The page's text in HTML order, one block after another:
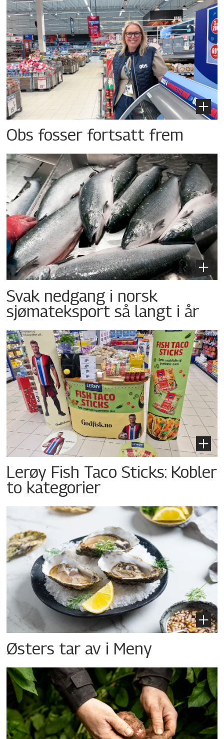
Obs fosser fortsatt frem
Svak nedgang i norsk
sjømateksport så langt i år
Lerøy Fish Taco Sticks: Kobler
to kategorier
Østers tar av i Meny